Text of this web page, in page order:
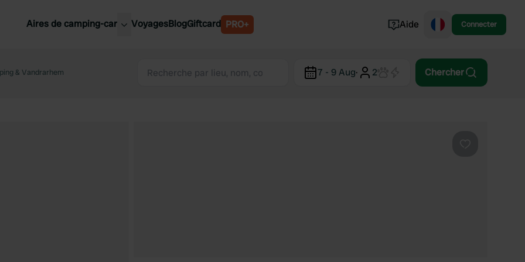
Aires de camping-car
Slovénie
VoyagesBlogGiftcard PRO+ Aide Connecter
& Vandrarhem 7 - 9 Aug· 2 Chercher